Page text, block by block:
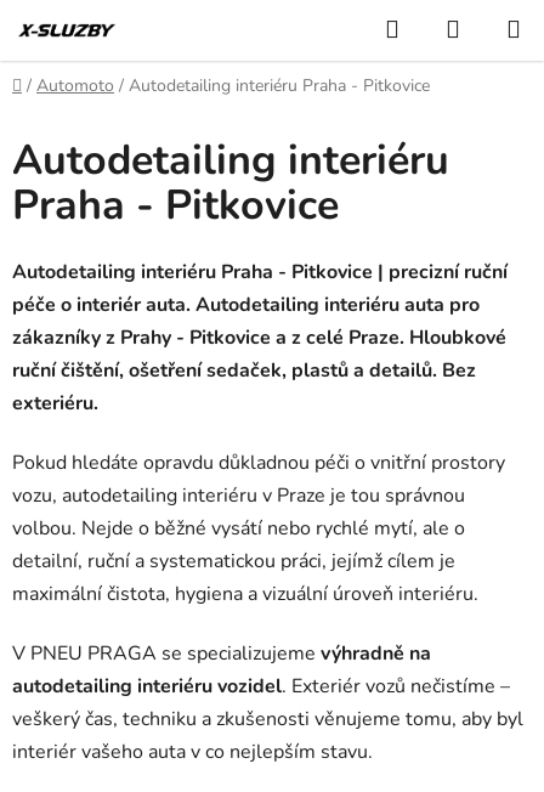
na
obsah
Hledat
KOŠÍK
Domů
/ Automoto / Autodetailing interiéru Praha - Pitkovice
Autodetailing interiéru
Praha - Pitkovice
Autodetailing interiéru Praha - Pitkovice | precizní ruční
péče o interiér auta. Autodetailing interiéru auta pro
zákazníky z Prahy - Pitkovice a z celé Praze. Hloubkové
ruční čištění, ošetření sedaček, plastů a detailů. Bez
exteriéru.
Pokud hledáte opravdu důkladnou péči o vnitřní prostory
vozu, autodetailing interiéru v Praze je tou správnou
volbou. Nejde o běžné vysátí nebo rychlé mytí, ale o
detailní, ruční a systematickou práci, jejímž cílem je
maximální čistota, hygiena a vizuální úroveň interiéru.
V PNEU PRAGA se specializujeme výhradně na
autodetailing interiéru vozidel. Exteriér vozů nečistíme –
veškerý čas, techniku a zkušenosti věnujeme tomu, aby byl
interiér vašeho auta v co nejlepším stavu.